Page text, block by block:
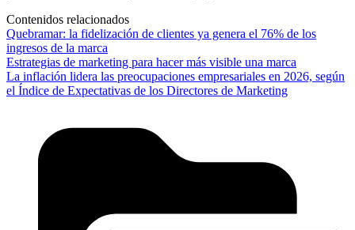
Contenidos relacionados
Quebramar: la fidelización de clientes ya genera el 76% de los
ingresos de la marca
Estrategias de marketing para hacer más visible una marca
La inflación lidera las preocupaciones empresariales en 2026, según
el Índice de Expectativas de los Directores de Marketing